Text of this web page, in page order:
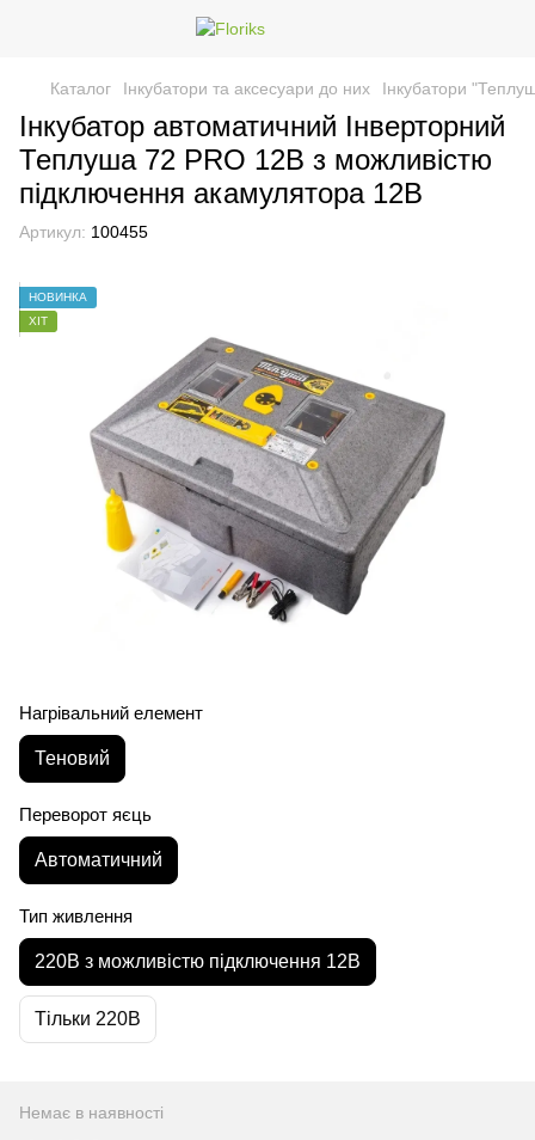
Каталог Інкубатори та аксесуари до них Інкубатори
Інкубатор автоматичний Інверторний
Теплуша 72 PRO 12В з можливістю
підключення акамулятора 12В
Артикул: 100455
НОВИНКА
ХІТ
Нагрівальний елемент
Теновий
Переворот яєць
Автоматичний
Тип живлення
220В з можливістю підключення 12В
Тільки 220В
Немає в наявності